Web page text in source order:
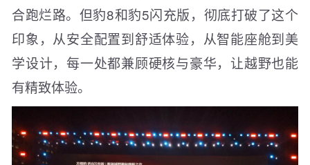
合跑烂路。但豹8和豹5闪充版，彻底打破了这个
印象，从安全配置到舒适体验，从智能座舱到美
学设计，每一处都兼顾硬核与豪华，让越野也能
有精致体验。